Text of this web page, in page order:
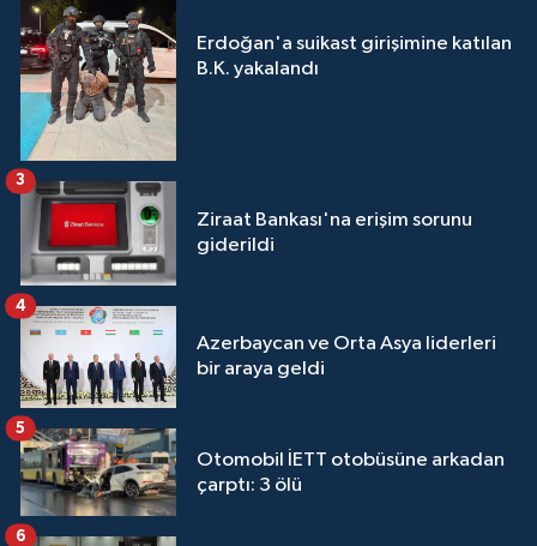
Erdoğan'a suikast girişimine katılan
B.K. yakalandı
Ziraat Bankası'na erişim sorunu
giderildi
3
Azerbaycan ve Orta Asya liderleri
bir araya geldi
4
Otomobil İETT otobüsüne arkadan
çarptı: 3 ölü
5
6